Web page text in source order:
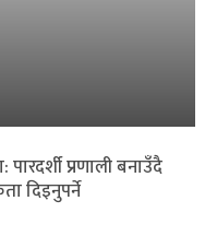
पारदर्शी प्रणाली बनाउँदै
दिइनुपर्ने